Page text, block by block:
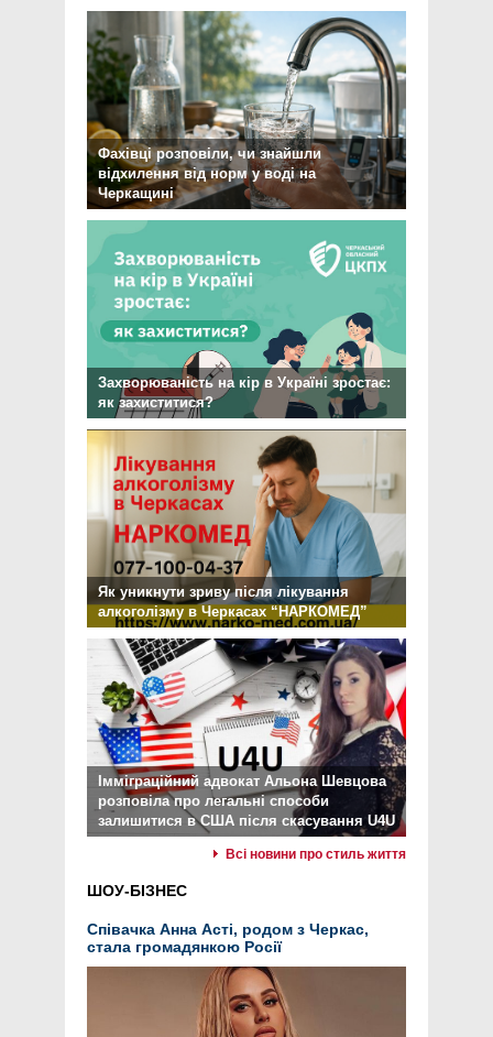
Фахівці розповіли, чи знайшли
відхилення від норм у воді на
Черкащині
Захворюваність на кір в Україні зростає:
як захиститися?
Як уникнути зриву після лікування
алкоголізму в Черкасах “НАРКОМЕД”
Імміграційний адвокат Альона Шевцова
розповіла про легальні способи
залишитися в США після скасування U4U
Всі новини про стиль життя
ШОУ-БІЗНЕС
Співачка Анна Асті, родом з Черкас,
стала громадянкою Росії